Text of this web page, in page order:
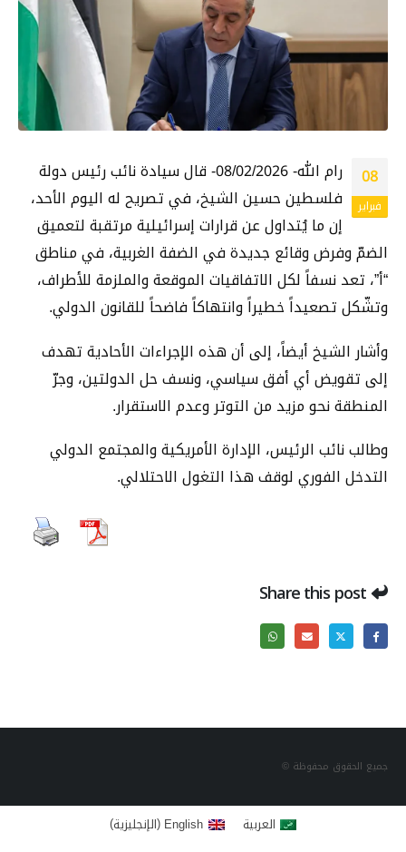
08
فبراير
رام الله- 08/02/2026- قال سيادة نائب رئيس دولة
فلسطين حسين الشيخ، في تصريح له اليوم الأحد،
إن ما يُتداول عن قرارات إسرائيلية مرتقبة لتعميق
الضمّ وفرض وقائع جديدة في الضفة الغربية، في مناطق
“أ”، تعد نسفاً لكل الاتفاقيات الموقعة والملزمة للأطراف،
وتشّكل تصعيداً خطيراً وانتهاكاً فاضحاً للقانون الدولي.
وأشار الشيخ أيضاً، إلى أن‏ هذه الإجراءات الأحادية تهدف
إلى تقويض أي أفق سياسي، ونسف حل الدولتين، وجرّ
المنطقة نحو مزيد من التوتر وعدم الاستقرار.
وطالب نائب الرئيس، الإدارة الأمريكية والمجتمع الدولي
التدخل الفوري لوقف هذا التغول الاحتلالي.
Share this post
جميع الحقوق محفوظة ©
العربية English
(الإنجليزية)